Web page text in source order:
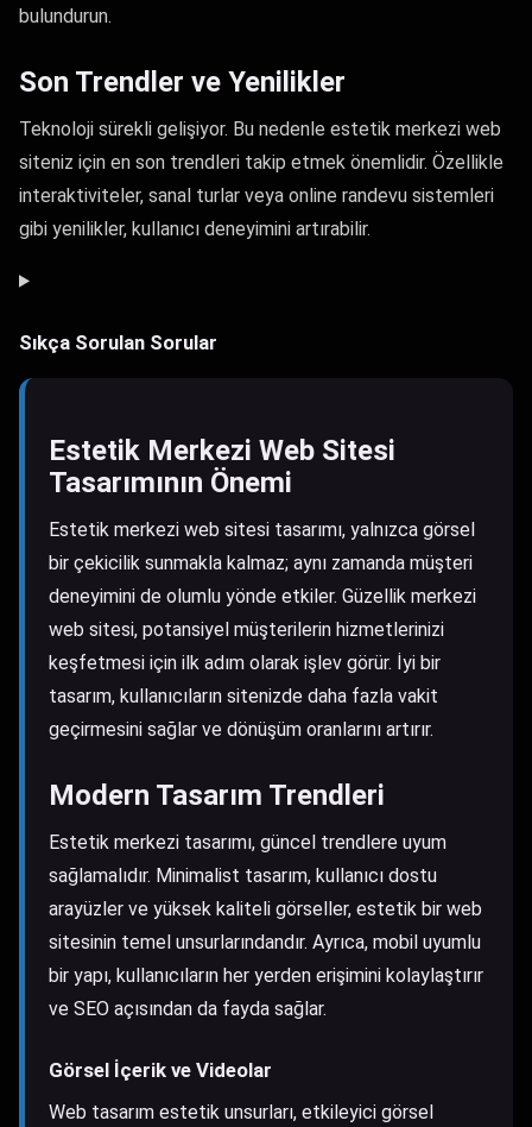
bulundurun.
Son Trendler ve Yenilikler
Teknoloji sürekli gelişiyor. Bu nedenle estetik merkezi web
siteniz için en son trendleri takip etmek önemlidir. Özellikle
interaktiviteler, sanal turlar veya online randevu sistemleri
gibi yenilikler, kullanıcı deneyimini artırabilir.
Sıkça Sorulan Sorular
Estetik Merkezi Web Sitesi
Tasarımının Önemi
Estetik merkezi web sitesi tasarımı, yalnızca görsel
bir çekicilik sunmakla kalmaz; aynı zamanda müşteri
deneyimini de olumlu yönde etkiler. Güzellik merkezi
web sitesi, potansiyel müşterilerin hizmetlerinizi
keşfetmesi için ilk adım olarak işlev görür. İyi bir
tasarım, kullanıcıların sitenizde daha fazla vakit
geçirmesini sağlar ve dönüşüm oranlarını artırır.
Modern Tasarım Trendleri
Estetik merkezi tasarımı, güncel trendlere uyum
sağlamalıdır. Minimalist tasarım, kullanıcı dostu
arayüzler ve yüksek kaliteli görseller, estetik bir web
sitesinin temel unsurlarındandır. Ayrıca, mobil uyumlu
bir yapı, kullanıcıların her yerden erişimini kolaylaştırır
ve SEO açısından da fayda sağlar.
Görsel İçerik ve Videolar
Web tasarım estetik unsurları, etkileyici görsel